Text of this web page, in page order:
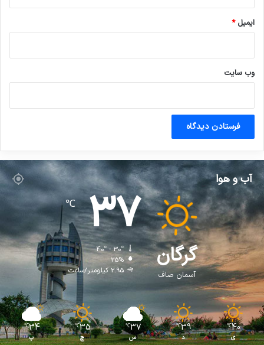
ایمیل*
وب‌ سایت
آب و هوا
گرگان
آسمان صاف
37
℃
40º - 30º
25%
2.95 کیلومتر/ساعت
40
℃
ی
39
℃
د
37
℃
س
35
℃
چ
34
℃
پ